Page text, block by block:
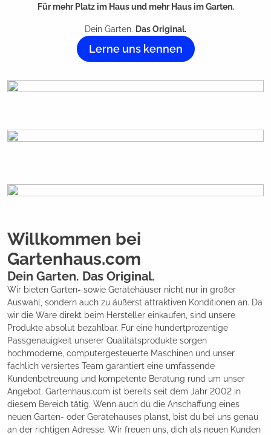
Für mehr Platz im Haus und mehr Haus im Garten.
Dein Garten. Das Original.
Lerne uns kennen
Willkommen bei
Gartenhaus.com
Dein Garten. Das Original.
Wir bieten Garten- sowie Gerätehäuser nicht nur in großer
Auswahl, sondern auch zu äußerst attraktiven Konditionen an. Da
wir die Ware direkt beim Hersteller einkaufen, sind unsere
Produkte absolut bezahlbar. Für eine hundertprozentige
Passgenauigkeit unserer Qualitätsprodukte sorgen
hochmoderne, computergesteuerte Maschinen und unser
fachlich versiertes Team garantiert eine umfassende
Kundenbetreuung und kompetente Beratung rund um unser
Angebot. Gartenhaus.com ist bereits seit dem Jahr 2002 in
diesem Bereich tätig. Wenn auch du die Anschaffung eines
neuen Garten- oder Gerätehauses planst, bist du bei uns genau
an der richtigen Adresse. Wir freuen uns, dich als neuen Kunden